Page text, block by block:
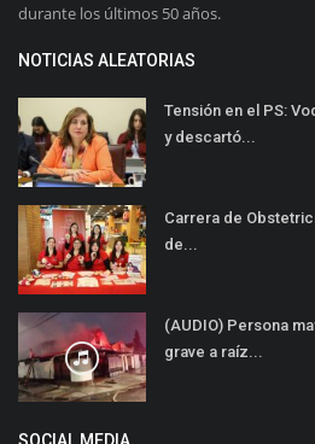
durante los últimos 50 años.
NOTICIAS ALEATORIAS
Tensión en el PS:
y descartó...
Carrera de
de...
(AUDIO) Persona
grave a raíz...
SOCIAL MEDIA